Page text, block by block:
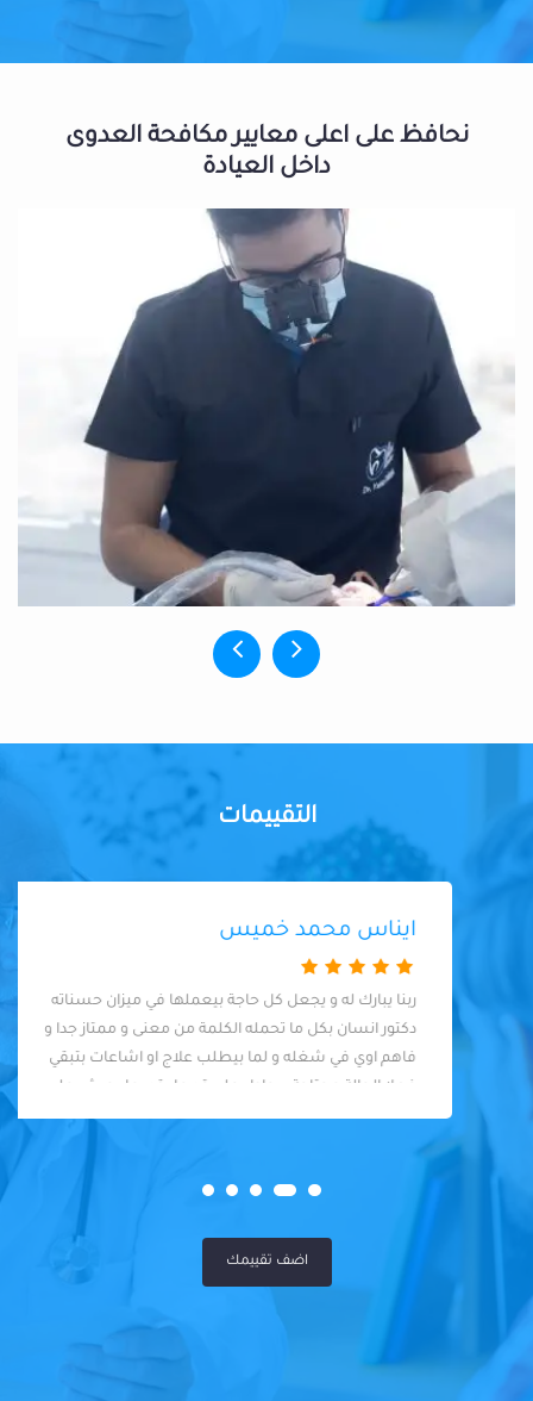
نحافظ على اعلى معايير مكافحة العدوى
داخل العيادة
التقييمات
ايناس محمد خميس
ربنا يبارك له و يجعل كل حاجة بيعملها في ميزان حسناته
دكتور انسان بكل ما تحمله الكلمة من معنى و ممتاز جدا و
فاهم اوي في شغله و لما بيطلب علاج او اشاعات بتبقي
فعلا الحالة محتاجة بيحاول علي قد ما يقدر ما يجيش علي
المريض او يكلفه كتير
اضف تقييمك